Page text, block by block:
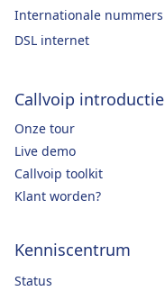
Internationale nummers
DSL internet
Callvoip introductie
Onze tour
Live demo
Callvoip toolkit
Klant worden?
Kenniscentrum
Status